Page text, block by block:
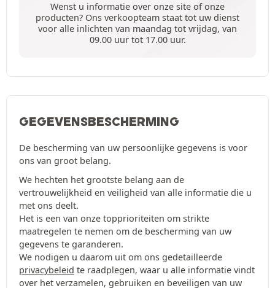
Wenst u informatie over onze site of onze
producten? Ons verkoopteam staat tot uw dienst
voor alle inlichten van maandag tot vrijdag, van
09.00 uur tot 17.00 uur.
GEGEVENSBESCHERMING
De bescherming van uw persoonlijke gegevens is voor
ons van groot belang.
We hechten het grootste belang aan de
vertrouwelijkheid en veiligheid van alle informatie die u
met ons deelt.
Het is een van onze topprioriteiten om strikte
maatregelen te nemen om de bescherming van uw
gegevens te garanderen.
We nodigen u daarom uit om ons gedetailleerde
privacybeleid te raadplegen, waar u alle informatie vindt
over het verzamelen, gebruiken en beveiligen van uw